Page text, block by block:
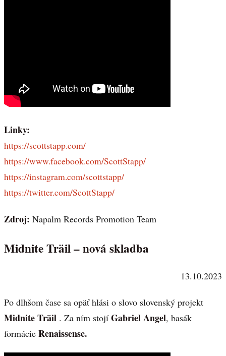
Linky:
https://scottstapp.com/
https://www.facebook.com/ScottStapp/
https://instagram.com/scottstapp/
https://twitter.com/ScottStapp/
Zdroj: Napalm Records Promotion Team
Midnite Träil – nová skladba
13.10.2023
Po dlhšom čase sa opäť hlási o slovo slovenský projekt
Midnite Träil . Za ním stojí Gabriel Angel, basák
formácie Renaissense.